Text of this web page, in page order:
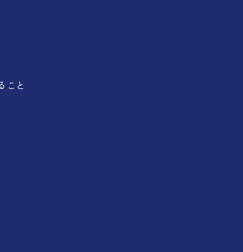
こと